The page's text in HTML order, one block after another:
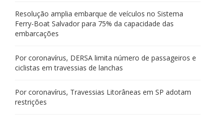
Resolução amplia embarque de veículos no Sistema
Ferry-Boat Salvador para 75% da capacidade das
embarcações
Por coronavírus, DERSA limita número de passageiros e
ciclistas em travessias de lanchas
Por coronavírus, Travessias Litorâneas em SP adotam
restrições